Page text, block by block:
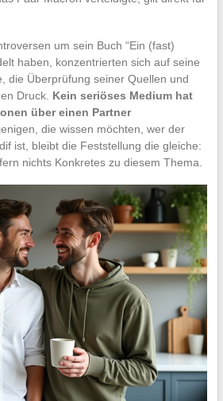
um sein Buch “Ein (fast)
haben, konzentrierten sich auf seine
die Überprüfung seiner Quellen und
Druck. Kein seriöses Medium hat
über einen Partner
die wissen möchten, wer der
ist, bleibt die Feststellung die gleiche:
nichts Konkretes zu diesem Thema.